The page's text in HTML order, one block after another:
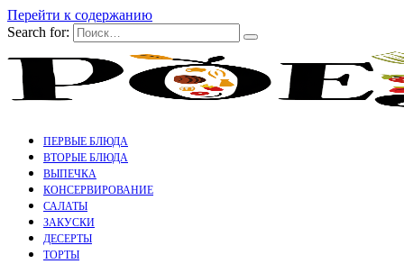
Перейти к содержанию
Search for:
ПЕРВЫЕ БЛЮДА
ВТОРЫЕ БЛЮДА
ВЫПЕЧКА
КОНСЕРВИРОВАНИЕ
САЛАТЫ
ЗАКУСКИ
ДЕСЕРТЫ
ТОРТЫ